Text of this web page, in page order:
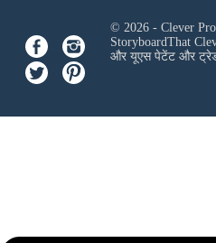
© 2026 - Clever
StoryboardThat
और यूएस पेटेंट और